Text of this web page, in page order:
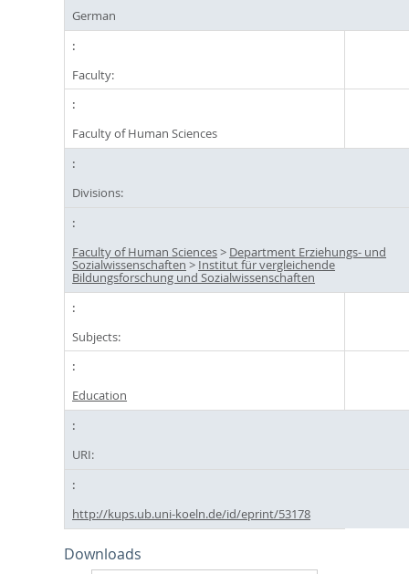
German
Faculty:
Faculty of Human Sciences
Divisions:
Faculty of Human Sciences> Department Erziehungs- und
Sozialwissenschaften > Institut für vergleichende
Bildungsforschung und Sozialwissenschaften
Subjects:
Education
URI:
http://kups.ub.uni-koeln.de/id/eprint/53178
Downloads